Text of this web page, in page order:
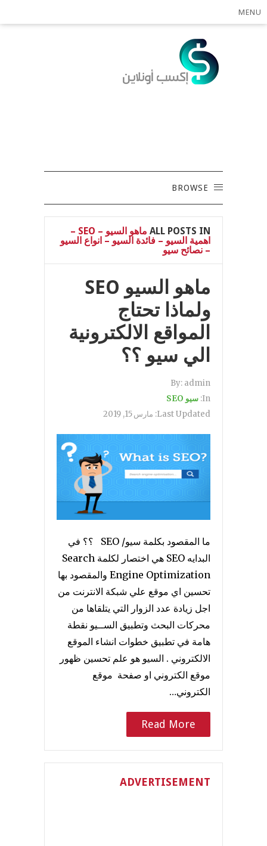
MENU
BROWSE
ALL POSTS IN
ماهو السيو – SEO –
اهمية السيو – فائدة السيو – انواع السيو
– نصائح سيو
ماهو السيو SEO
ولماذا تحتاج
المواقع الالكترونية
الي سيو ؟؟
By: admin
In: سيو SEO
Last Updated: مارس 15, 2019
ما المقصود بكلمة سيو/ SEO ؟؟ في
البدايه SEO هي اختصار لكلمة Search
Engine Optimization والمقصود بها
تحسين اي موقع علي شبكة الانترنت من
اجل زيادة عدد الزوار التي يتلقاها من
محركات البحث وتطبيق الســيو نقطة
هامة في تطبيق خطوات انشاء الموقع
الالكتروني . السيو هو علم تحسين ظهور
موقع الكتروني او صفحة موقع
الكتروني…
Read More
ADVERTISEMENT